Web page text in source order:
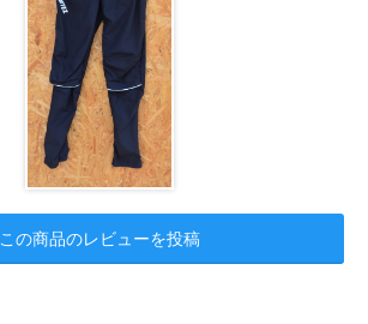
この商品のレビューを投稿